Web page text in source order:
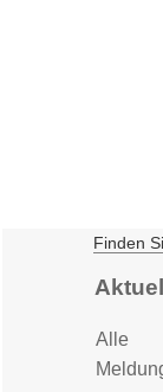
Finden
Alle